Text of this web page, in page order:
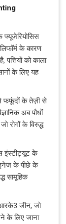
के कारण
को काला
के लिए यह
फफूंदों के तेज़ी से
अब पौधों
रोगों के विरुद्ध
इंस्टीट्यूट के
के पीछे के
सामूहिक
जीन, जो
के लिए जाना